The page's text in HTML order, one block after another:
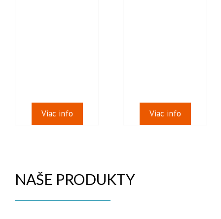
Viac info Viac info
NAŠE PRODUKTY